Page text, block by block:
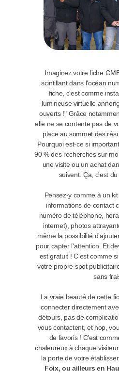
Imaginez votre fiche
scintillant dans l'océan
fiche, c'est comme
lumineuse virtuelle
ouverts !" Grâce
elle ne se contente pas de
place au sommet des
Pourquoi est-ce si
90 % des recherches sur
une visite ou un achat
suivent. Ça, c'est
Pensez-y comme à un
informations de contact
numéro de téléphone,
internet), photos
même la possibilité
pour capter l'attention. Et
est gratuit ! C'est comme
votre propre spot
sans
La vraie beauté de cette
connecter directement
détours, pas de
vous contactent, et hop,
de favoris ! C'est
chaleureux à chaque
la porte de votre
Foix, ou ailleurs en